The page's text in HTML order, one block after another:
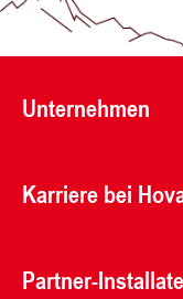
Unternehmen
Karriere bei
Partner-